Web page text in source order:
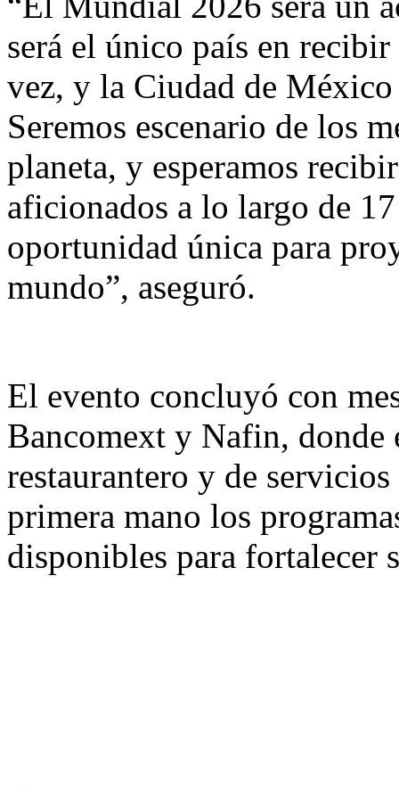
será el único país en
vez, y la Ciudad de
Seremos escenario de los
planeta, y esperamos
aficionados a lo largo de
oportunidad única para
mundo”, aseguró.
El evento concluyó con
Bancomext y Nafin, donde
restaurantero y de
primera mano los
disponibles para fortalecer